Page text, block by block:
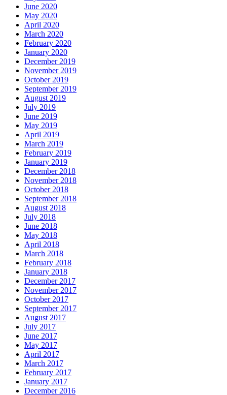
June 2020
May 2020
April 2020
March 2020
February 2020
January 2020
December 2019
November 2019
October 2019
September 2019
August 2019
July 2019
June 2019
May 2019
April 2019
March 2019
February 2019
January 2019
December 2018
November 2018
October 2018
September 2018
August 2018
July 2018
June 2018
May 2018
April 2018
March 2018
February 2018
January 2018
December 2017
November 2017
October 2017
September 2017
August 2017
July 2017
June 2017
May 2017
April 2017
March 2017
February 2017
January 2017
December 2016